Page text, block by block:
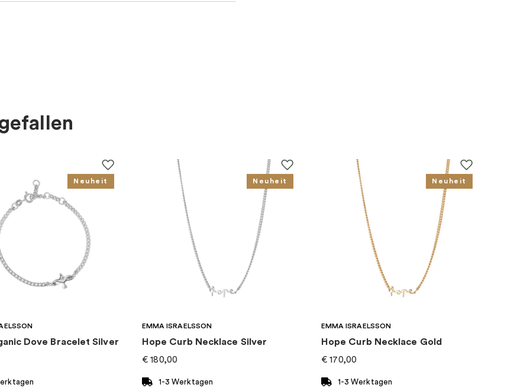
Neuheit
Dove Bracelet Silver
Neuheit
EMMA ISRAELSSON
Hope Curb Necklace Silver
€ 180,00
1-3 Werktagen
Neuheit
EMMA ISRAELSSON
Hope Curb Necklace Gold
€ 170,00
1-3 Werktagen